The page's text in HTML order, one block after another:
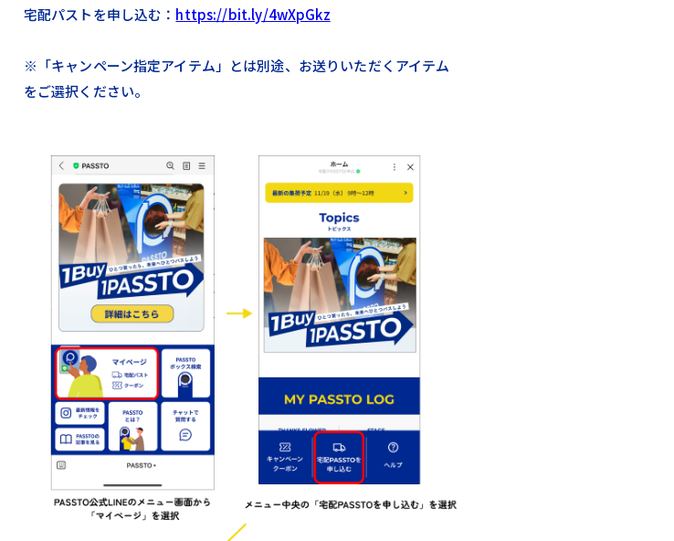
宅配パストを申し込む： https://bit.ly/4wXpGkz
※「キャンペーン指定アイテム」とは別途、お送りいただくアイテム
をご選択ください。​